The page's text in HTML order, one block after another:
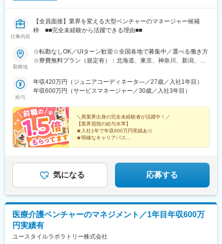
仕事内容
【全員面接】業界を変える大型ベンチャーのマネージャー候補
枠 ■■完全未経験から活躍できる理由■■
勤務地
☆転勤なしOK／UIターン歓迎☆全国各地で募集中／選べる働き方
☆寮費無料プラン（規定有）：北海道、東京、神奈川、新潟、三
ス】◇地元採用・転勤なし可■東北／北海道、青森、岩手、宮城、
山形、福島■関東甲信越／茨城、栃木、群馬、埼玉、千葉、東京、
神奈川、新潟、富山、山梨、長野■東海／岐阜、静岡、愛知、三重
山、広島、山口、徳島、香川、愛媛、高知■九州／福岡、佐賀、長
崎、熊本、大分、宮崎、鹿児島、沖縄☆江戸川・川崎・湘南・川
越・香川・徳島・青森・多摩川にて新規オープン★別事業へのキ
ャリアチェンジによる昇格可能☆ページ下部「勤務地の一例」も
ご参照ください【2／全国マネージャーコース】◆全国募集／引越
在地はHP参照⇒養成期間後の勤務地は現在お住まいの地域又はジ
ェネラルマネージャーと相談の上決定◆引越し手当支給・家賃無
料の借り上げ社宅提供☆早期キャリアアップしたい方に最適なポ
ジション
給与
年収420万円（ジュニアコーディネータ―／27歳／入社1年目）
年収600万円（サービスマネージャー／30歳／入社3年目）
＼異業界出身の完全未経験者が活躍中！／
【業界屈指の給与水準】
★入社1年で年収600万円実績あり
★明確なキャリアパス
気になる 応募する
医療介護ベンチャーのマネジメント／1年目年収600万
円実績有
ユースタイルラボラトリー株式会社